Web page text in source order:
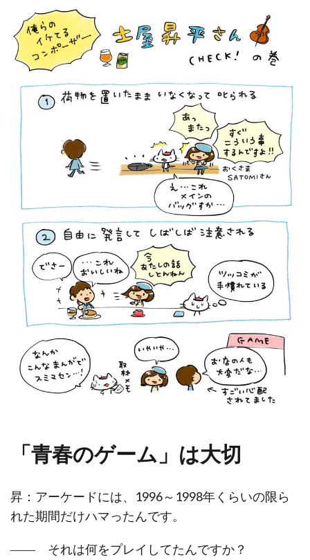
「青春のゲーム」は大切
昇：アーケードには、1996～1998年くらいの限ら
れた期間だけハマったんです。
―― それは何をプレイしてたんですか？